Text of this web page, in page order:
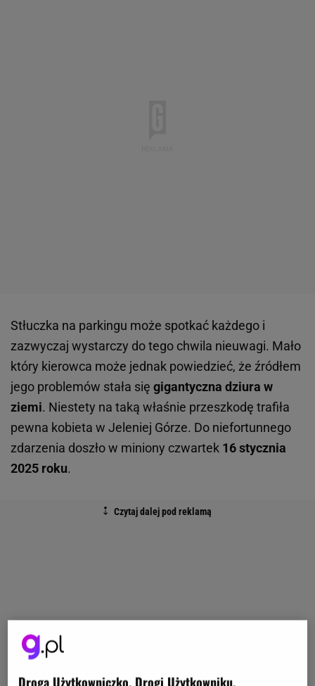
Stłuczka na parkingu może spotkać każdego i
zazwyczaj wystarczy do tego chwila nieuwagi. Mało
który kierowca może jednak powiedzieć, że źródłem
jego problemów stała się gigantyczna dziura w
ziemi. Niestety na taką właśnie przeszkodę trafiła
pewna kobieta w Jeleniej Górze. Do niefortunnego
zdarzenia doszło w miniony czwartek 16 stycznia
2025 roku.
Droga Użytkowniczko, Drogi Użytkowniku,